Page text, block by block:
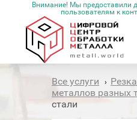
Внимание! Мы предоставили
пользователям к
Все услуги ›
металлов разных
стали